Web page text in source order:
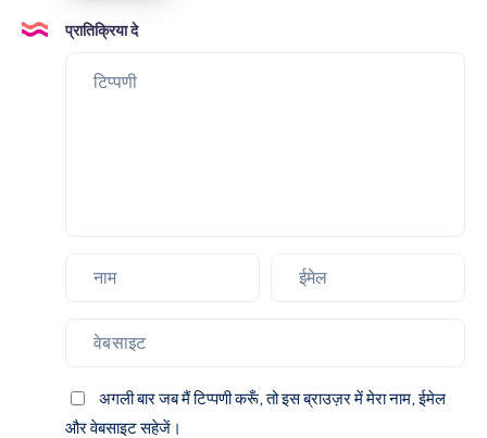
प्रातिक्रिया दे
अगली बार जब मैं टिप्पणी करूँ, तो इस ब्राउज़र में मेरा नाम, ईमेल
और वेबसाइट सहेजें।